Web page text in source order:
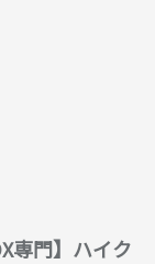
専門】ハイク